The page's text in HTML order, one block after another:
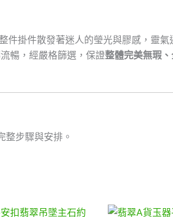
掛件散發著迷人的瑩光與膠感，靈氣
暢，經嚴格篩選，保證整體完美無瑕
整步驟與安排。